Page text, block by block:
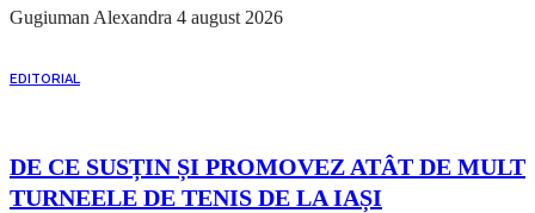
Gugiuman Alexandra 4 august 2026
EDITORIAL
DE CE SUSȚIN ȘI PROMOVEZ ATÂT DE MULT
TURNEELE DE TENIS DE LA IAȘI